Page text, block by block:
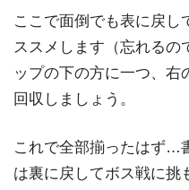
ここで面倒でも表に戻し
ススメします（忘れるの
ップの下の方に一つ、
回収しましょう。
これで全部揃ったはず…
は裏に戻してボス戦に挑